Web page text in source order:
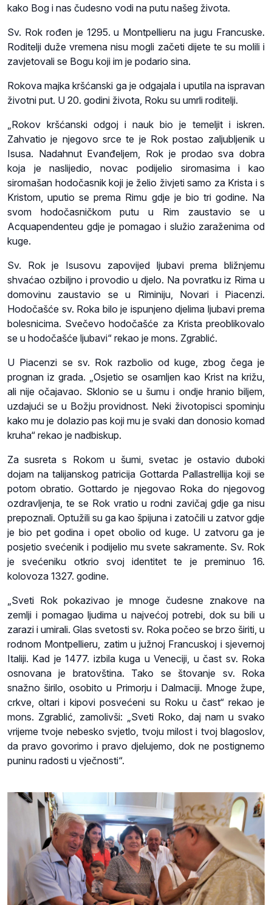
kako Bog i nas čudesno vodi na putu našeg života.
Sv. Rok rođen je 1295. u Montpellieru na jugu Francuske.
Roditelji duže vremena nisu mogli začeti dijete te su molili i
zavjetovali se Bogu koji im je podario sina.
Rokova majka kršćanski ga je odgajala i uputila na ispravan
životni put. U 20. godini života, Roku su umrli roditelji.
„Rokov kršćanski odgoj i nauk bio je temeljit i iskren.
Zahvatio je njegovo srce te je Rok postao zaljubljenik u
Isusa. Nadahnut Evanđeljem, Rok je prodao sva dobra
koja je naslijedio, novac podijelio siromasima i kao
siromašan hodočasnik koji je želio živjeti samo za Krista i s
Kristom, uputio se prema Rimu gdje je bio tri godine. Na
svom hodočasničkom putu u Rim zaustavio se u
Acquapendenteu gdje je pomagao i služio zaraženima od
kuge.
Sv. Rok je Isusovu zapovijed ljubavi prema bližnjemu
shvaćao ozbiljno i provodio u djelo. Na povratku iz Rima u
domovinu zaustavio se u Riminiju, Novari i Piacenzi.
Hodočašće sv. Roka bilo je ispunjeno djelima ljubavi prema
bolesnicima. Svečevo hodočašće za Krista preoblikovalo
se u hodočašće ljubavi“ rekao je mons. Zgrablić.
U Piacenzi se sv. Rok razbolio od kuge, zbog čega je
prognan iz grada. „Osjetio se osamljen kao Krist na križu,
ali nije očajavao. Sklonio se u šumu i ondje hranio biljem,
uzdajući se u Božju providnost. Neki životopisci spominju
kako mu je dolazio pas koji mu je svaki dan donosio komad
kruha“ rekao je nadbiskup.
Za susreta s Rokom u šumi, svetac je ostavio duboki
dojam na talijanskog patricija Gottarda Pallastrellija koji se
potom obratio. Gottardo je njegovao Roka do njegovog
ozdravljenja, te se Rok vratio u rodni zavičaj gdje ga nisu
prepoznali. Optužili su ga kao špijuna i zatočili u zatvor gdje
je bio pet godina i opet obolio od kuge. U zatvoru ga je
posjetio svećenik i podijelio mu svete sakramente. Sv. Rok
je svećeniku otkrio svoj identitet te je preminuo 16.
kolovoza 1327. godine.
„Sveti Rok pokazivao je mnoge čudesne znakove na
zemlji i pomagao ljudima u najvećoj potrebi, dok su bili u
zarazi i umirali. Glas svetosti sv. Roka počeo se brzo širiti, u
rodnom Montpellieru, zatim u južnoj Francuskoj i sjevernoj
Italiji. Kad je 1477. izbila kuga u Veneciji, u čast sv. Roka
osnovana je bratovština. Tako se štovanje sv. Roka
snažno širilo, osobito u Primorju i Dalmaciji. Mnoge župe,
crkve, oltari i kipovi posvećeni su Roku u čast“ rekao je
mons. Zgrablić, zamolivši: „Sveti Roko, daj nam u svako
vrijeme tvoje nebesko svjetlo, tvoju milost i tvoj blagoslov,
da pravo govorimo i pravo djelujemo, dok ne postignemo
puninu radosti u vječnosti“.